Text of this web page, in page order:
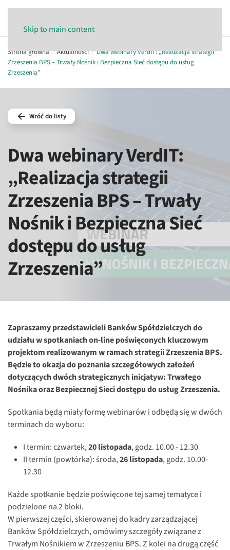
Skip to main content
Strona główna Aktualności
Dwa webinary VerdIT: „Realizacja strategii
Zrzeszenia BPS – Trwały Nośnik i Bezpieczna Sieć dostępu do usług
Zrzeszenia”
Wróć do listy
Dwa webinary VerdIT:
„Realizacja strategii
Zrzeszenia BPS – Trwały
Nośnik i Bezpieczna Sieć
dostępu do usług
Zrzeszenia”
Zapraszamy przedstawicieli Banków Spółdzielczych do
udziału w spotkaniach on-line poświęconych kluczowym
projektom realizowanym w ramach strategii Zrzeszenia BPS.
Będzie to okazja do poznania szczegółowych założeń
dotyczących dwóch strategicznych inicjatyw: Trwałego
Nośnika oraz Bezpiecznej Sieci dostępu do usług Zrzeszenia.
Spotkania będą miały formę webinarów i odbędą się w dwóch
terminach do wyboru:
I termin: czwartek,20 listopada, godz. 10.00 - 12.30
II termin (powtórka): środa,26 listopada, godz. 10.00-
12.30
Każde spotkanie będzie poświęcone tej samej tematyce i
podzielone na 2 bloki.
W pierwszej części, skierowanej do kadry zarządzającej
Banków Spółdzielczych, omówimy szczegóły związane z
Trwałym Nośnikiem w Zrzeszeniu BPS. Z kolei na drugą część